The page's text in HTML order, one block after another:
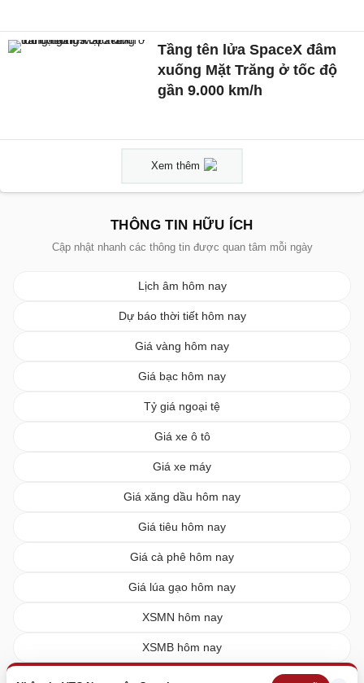
Tầng tên lửa SpaceX đâm
xuống Mặt Trăng ở tốc độ
gần 9.000 km/h
Xem thêm
THÔNG TIN HỮU ÍCH
Cập nhật nhanh các thông tin được quan tâm mỗi ngày
Lịch âm hôm nay
Dự báo thời tiết hôm nay
Giá vàng hôm nay
Giá bạc hôm nay
Tỷ giá ngoại tệ
Giá xe ô tô
Giá xe máy
Giá xăng dầu hôm nay
Giá tiêu hôm nay
Giá cà phê hôm nay
Giá lúa gạo hôm nay
XSMN hôm nay
XSMB hôm nay